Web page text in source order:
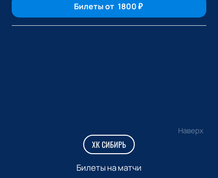
Билеты от 1800₽
Наверх
ХК СИБИРЬ
Билеты на матчи